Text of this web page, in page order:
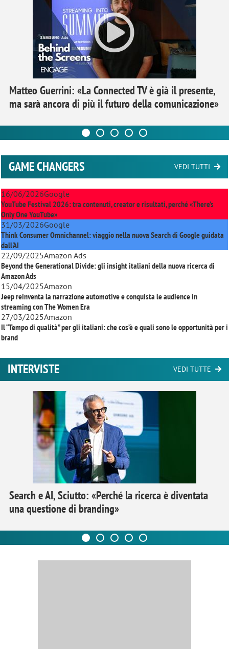
Matteo Guerrini: «La Connected TV è già il presente,
ma sarà ancora di più il futuro della comunicazione»
GAME CHANGERS VEDI TUTTI
16/06/2026Google
YouTube Festival 2026: tra contenuti, creator e risultati, perché «There’s
Only One YouTube»
31/03/2026Google
Think Consumer Omnichannel: viaggio nella nuova Search di Google guidata
dall'AI
22/09/2025Amazon Ads
Beyond the Generational Divide: gli insight italiani della nuova ricerca di
Amazon Ads
15/04/2025Amazon
Jeep reinventa la narrazione automotive e conquista le audience in
streaming conThe Women Era
27/03/2025Amazon
Il “Tempo di qualità” per gli italiani: che cos’è e quali sono le opportunità per i
brand
INTERVISTE VEDI TUTTE
Search e AI, Sciutto: «Perché la ricerca è diventata
una questione di branding»